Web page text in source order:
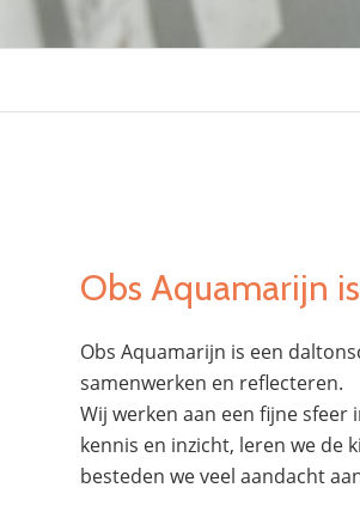
Obs Aquamarijn
Obs Aquamarijn is een
samenwerken en reflecteren.
Wij werken aan een fijne
kennis en inzicht, leren we de
besteden we veel aandacht